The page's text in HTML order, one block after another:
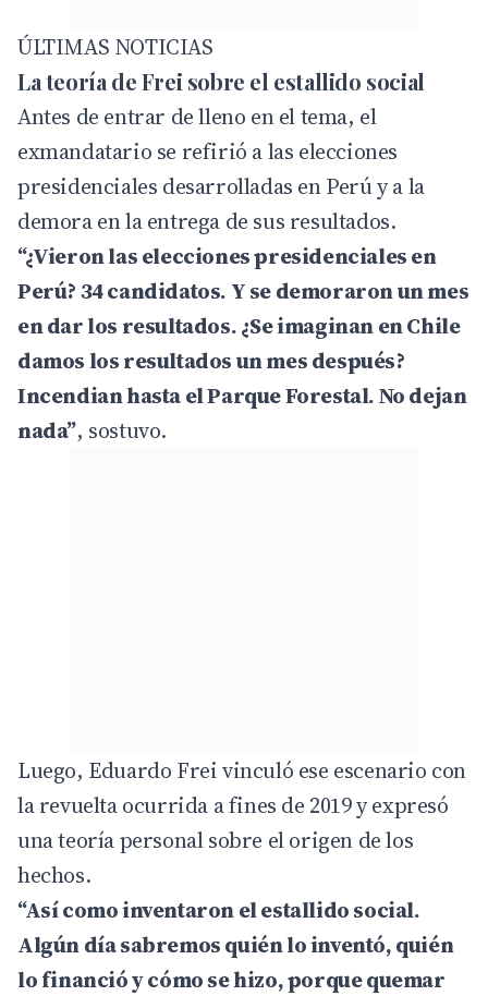
ÚLTIMAS NOTICIAS
La teoría de Frei sobre el estallido social
Antes de entrar de lleno en el tema, el
exmandatario se refirió a las elecciones
presidenciales desarrolladas en Perú y a la
demora en la entrega de sus resultados.
“¿Vieron las elecciones presidenciales en
Perú? 34 candidatos. Y se demoraron un mes
en dar los resultados. ¿Se imaginan en Chile
damos los resultados un mes después?
Incendian hasta el Parque Forestal. No dejan
nada”, sostuvo.
Luego, Eduardo Frei vinculó ese escenario con
la revuelta ocurrida a fines de 2019 y expresó
una teoría personal sobre el origen de los
hechos.
“Así como inventaron el estallido social.
Algún día sabremos quién lo inventó, quién
lo financió y cómo se hizo, porque quemar